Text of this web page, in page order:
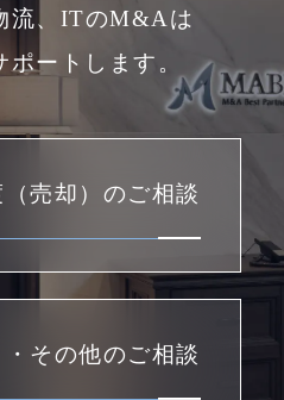
流、ITのM&Aは
ートします。
売却）のご相談
その他のご相談